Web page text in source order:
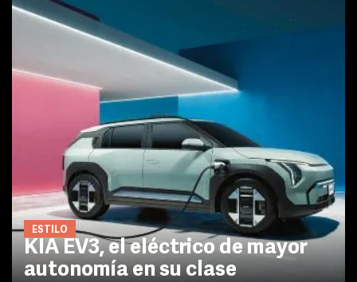
ESTILO
KIA EV3, el eléctrico de mayor
autonomía en su clase